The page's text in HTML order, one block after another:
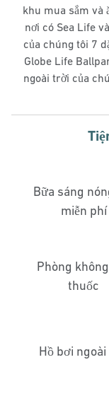
khu mua sắm và
nơi có Sea Life
của chúng tôi 7
Globe Life
ngoài trời của
Bữa sáng
miễn phí
Phòng
thuốc
Hồ bơi